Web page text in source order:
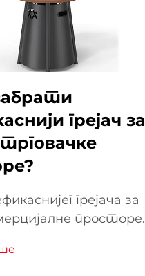
грејач за
грејача за
просторе
који директно